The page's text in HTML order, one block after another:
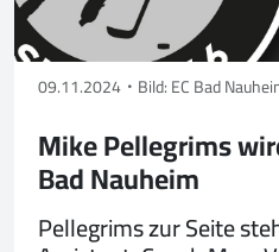
09.11.2024 Bild: EC Bad
Mike Pellegrims
Bad Nauheim
Pellegrims zur Seite